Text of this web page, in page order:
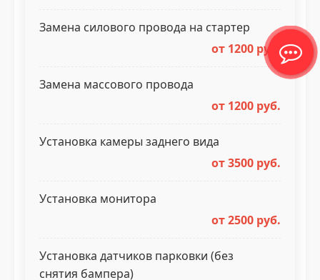
Замена силового провода на стартер
от 1200 руб.
Замена массового провода
от 1200 руб.
Установка камеры заднего вида
от 3500 руб.
Установка монитора
от 2500 руб.
Установка датчиков парковки (без
снятия бампера)